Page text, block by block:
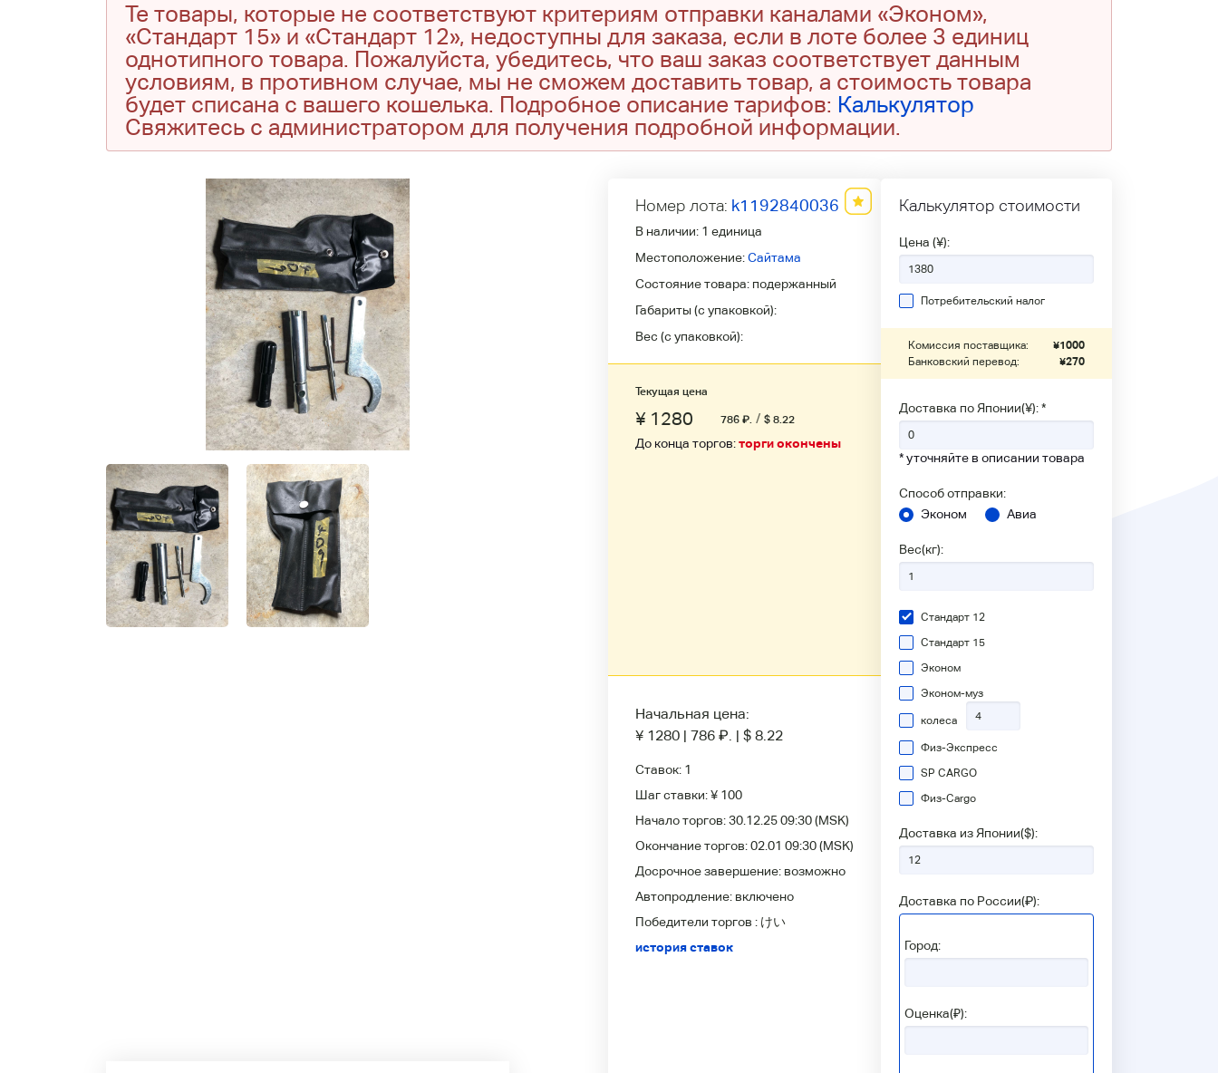
Те товары, которые не соответствуют критериям отправки каналами «Эконом»,
«Стандарт 15» и «Стандарт 12», недоступны для заказа, если в лоте более 3 единиц
однотипного товара. Пожалуйста, убедитесь, что ваш заказ соответствует данным
условиям, в противном случае, мы не сможем доставить товар, а стоимость товара
будет списана с вашего кошелька. Подробное описание тарифов: Калькулятор
Свяжитесь с администратором для получения подробной информации.
Номер лота: k1192840036
В наличии: 1 единица
Местоположение:Сайтама
Состояние товара: подержанный
Габариты (с упаковкой):
Вес (с упаковкой):
Текущая цена
¥ 1280 786 ₽. / $ 8.22
До конца торгов:торги окончены
Начальная цена:
¥ 1280 | 786 ₽. | $ 8.22
Ставок: 1
Шаг ставки:¥ 100
Начало торгов:30.12.25 09:30(MSK)
Окончание торгов:02.01 09:30(MSK)
Досрочное завершение: возможно
Автопродление: включено
Победители торгов : けい
история ставок
Калькулятор стоимости
Цена (¥):
Потребительский налог
Комиссия поставщика: ¥1000
Банковский перевод:
¥270
Доставка по Японии(¥): *
* уточняйте в описании товара
Способ отправки:
Эконом
Авиа
Вес(кг):
Стандарт 12
Стандарт 15
Эконом
Эконом-муз
колеса
Физ-Экспресс
SP CARGO
Физ-Сargo
Доставка из Японии($):
Доставка по России(₽):
Город:
Оценка(₽):